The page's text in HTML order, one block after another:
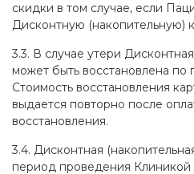
скидки в том случае, если
Дисконтную (накопительную)
3.3. В случае утери
может быть восстановлена по
Стоимость восстановления
выдается повторно после
восстановления.
3.4. Дисконтная
период проведения Клиникой